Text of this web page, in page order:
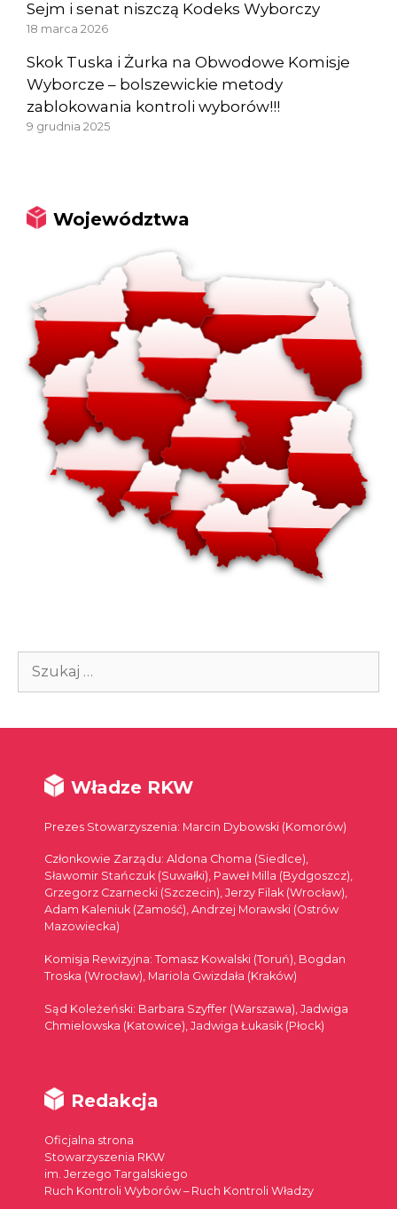
Sejm i senat niszczą Kodeks Wyborczy
18 marca 2026
Skok Tuska i Żurka na Obwodowe Komisje
Wyborcze – bolszewickie metody
zablokowania kontroli wyborów!!!
9 grudnia 2025
Województwa
Szukaj:
Władze RKW
Prezes Stowarzyszenia: Marcin Dybowski (Komorów)
Członkowie Zarządu: Aldona Choma (Siedlce),
Sławomir Stańczuk (Suwałki), Paweł Milla (Bydgoszcz),
Grzegorz Czarnecki (Szczecin), Jerzy Filak (Wrocław),
Adam Kaleniuk (Zamość), Andrzej Morawski (Ostrów
Mazowiecka)
Komisja Rewizyjna: Tomasz Kowalski (Toruń), Bogdan
Troska (Wrocław), Mariola Gwizdała (Kraków)
Sąd Koleżeński: Barbara Szyffer (Warszawa), Jadwiga
Chmielowska (Katowice), Jadwiga Łukasik (Płock)
Redakcja
Oficjalna strona
Stowarzyszenia RKW
im. Jerzego Targalskiego
Ruch Kontroli Wyborów – Ruch Kontroli Władzy